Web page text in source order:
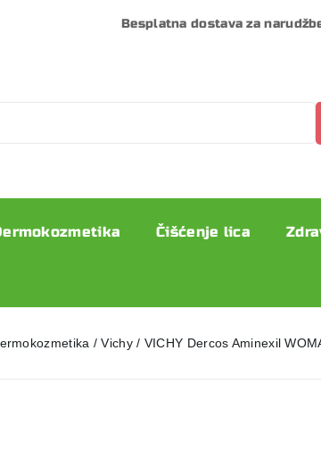
Besplatna dostava za
Čišćenje lica
/ Vichy / VICHY Dercos Aminexil